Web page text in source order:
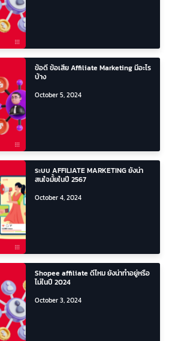
ข้อดี ข้อเสีย Affiliate Marketing มีอะไร
บ้าง
October 5, 2024
ระบบ AFFILIATE MARKETING ยังน่า
สนใจมั้ยในปี 2567
October 4, 2024
Shopee affiliate ดีไหม ยังน่าทำอยู่หรือ
ไม่ในปี 2024
October 3, 2024